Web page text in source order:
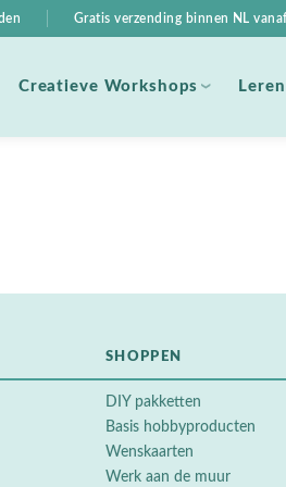
Gratis verzending binnen NL
Creatieve Workshops
SHOPPEN
DIY pakketten
Basis hobbyproducten
Wenskaarten
Werk aan de muur